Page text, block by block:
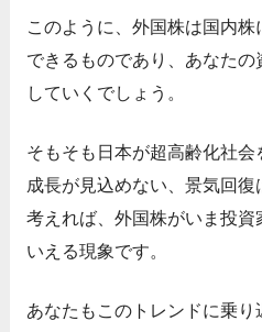
このように、外国株は国内
できるものであり、あなた
していくでしょう。
そもそも日本が超高齢化社
成長が見込めない、景気回
考えれば、外国株がいま投資
いえる現象です。
あなたもこのトレンドに乗